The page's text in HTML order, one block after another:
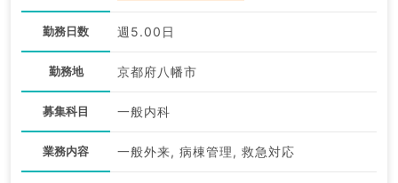
勤務日数 週5.00日
勤務地 京都府八幡市
募集科目 一般内科
業務内容 一般外来, 病棟管理, 救急対応